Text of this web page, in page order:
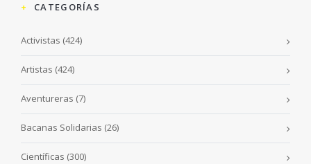
CATEGORÍAS
Activistas (424)
Artistas (424)
Aventureras (7)
Bacanas Solidarias (26)
Científicas (300)